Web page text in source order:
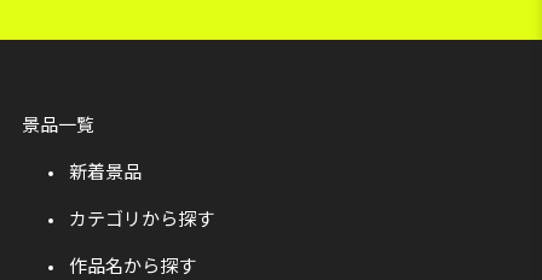
景品一覧
新着景品
カテゴリから探す
作品名から探す